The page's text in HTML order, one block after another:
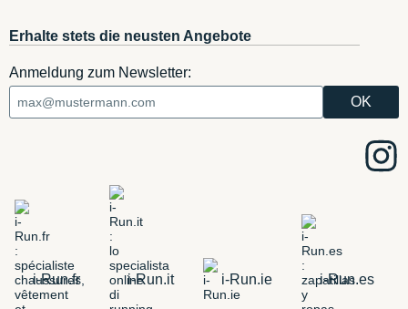
Erhalte stets die neusten Angebote
Anmeldung zum Newsletter:
i-Run.fr i-Run.it i-Run.ie i-Run.es